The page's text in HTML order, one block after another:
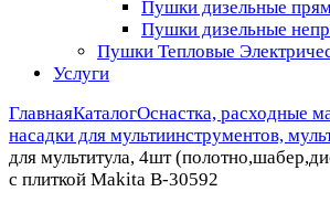
Пушки дизельные
Пушки дизельные
Пушки Тепловые
Услуги
ГлавнаяКаталогОснастка, расходные
насадки для мультиинструментов,
для мультитула, 4шт
с плиткой Makita B-30592